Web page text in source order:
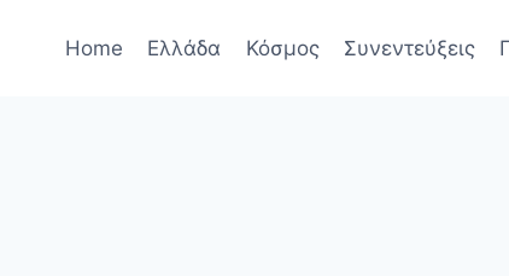
Home Ελλάδα Κόσμος Συνεντεύξεις